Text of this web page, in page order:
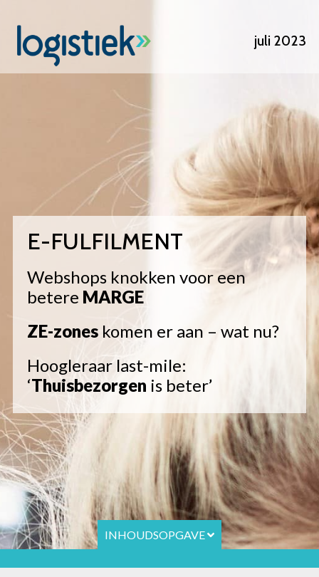
en
naar
juli 2023
E-FULFILMENT
Webshops knokken voor een
betere MARGE
ZE-zoneskomen er aan – wat nu?
Hoogleraar last-mile:
‘Thuisbezorgen is beter’
INHOUDSOPGAVE